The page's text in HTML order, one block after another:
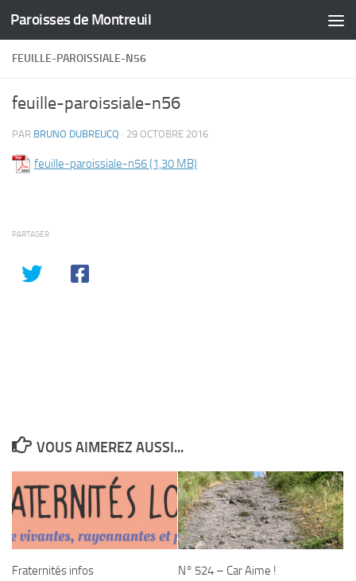
Skip to content
Paroisses de Montreuil
FEUILLE-PAROISSIALE-N56
feuille-paroissiale-n56
PAR BRUNO DUBREUCQ · 29 OCTOBRE 2016
feuille-paroissiale-n56
PARTAGER
VOUS AIMEREZ AUSSI...
Fraternités infos N° 524 – Car Aime !